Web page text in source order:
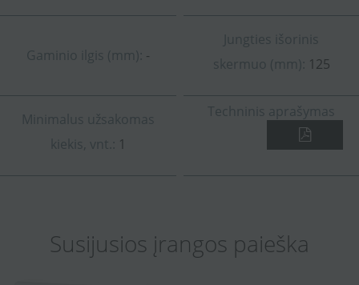
Gaminio ilgis (mm): -
Jungties išorinis
skermuo (mm): 125
Minimalus užsakomas
kiekis, vnt.: 1
Techninis aprašymas
Susijusios įrangos paieška